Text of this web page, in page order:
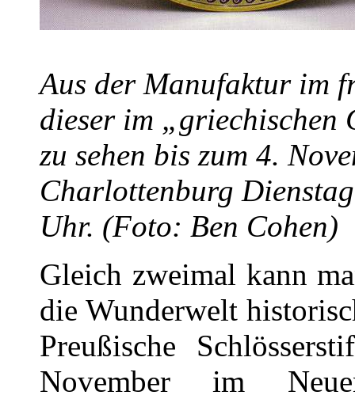
Aus der Manufaktur im
dieser im „griechischen
zu sehen bis zum 4.
Charlottenburg
Uhr. (Foto: Ben Cohen)
Gleich zweimal kann
die Wunderwelt
Preußische
November im